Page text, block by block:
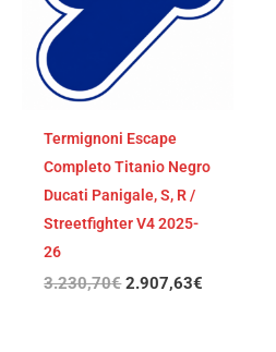
Termignoni Escape
Completo Titanio Negro
Ducati Panigale, S, R /
Streetfighter V4 2025-
26
3.230,70€ 2.907,63€